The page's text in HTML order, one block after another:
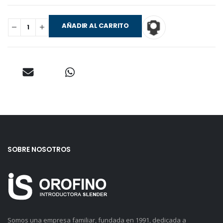
AÑADIR AL CARRITO
SOBRE NOSOTROS
Somos una empresa familiar, fundada en 1991, dedicada a